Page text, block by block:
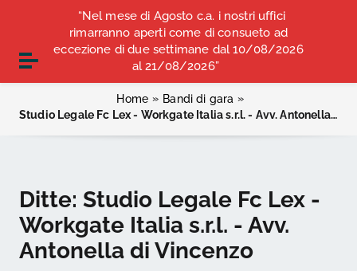
Vai ai contenuti
Vai al menu di navigazione
Vai al footer
COMUNICATI STAMPA ALBO OPI ANCONA
CONVENZIONI
Attiva / disattiva la navigazione
Home » Bandi di gara »
Studio Legale Fc Lex - Workgate Italia s.r.l. - Avv. Antonella di Vincenzo
Ditte: Studio Legale Fc Lex -
Workgate Italia s.r.l. - Avv.
Antonella di Vincenzo
“Nel mese di Agosto c.a. i nostri uffici
rimarranno aperti come di consueto ad
eccezione di due settimane dal 10/08/2026
al 21/08/2026”